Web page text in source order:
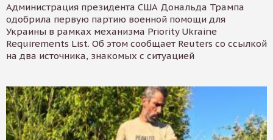
Администрация президента США Дональда Трампа
одобрила первую партию военной помощи для
Украины в рамках механизма Priority Ukraine
Requirements List. Об этом сообщает Reuters со ссылкой
на два источника, знакомых с ситуацией